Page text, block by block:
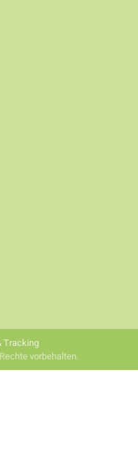
Tracking
vorbehalten.